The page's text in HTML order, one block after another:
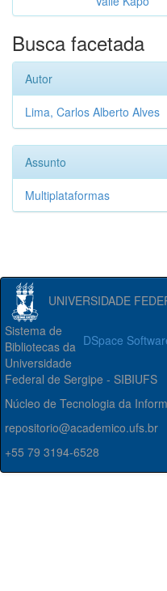
Busca facetada
Autor
Lima, Carlos Alberto Alves
Assunto
Multiplataformas
UNIVERSIDADE
DSpace
Sistema de
Bibliotecas da
Universidade
Federal de Sergipe - SIBIUFS
Núcleo de Tecnologia da
repositorio@academico.ufs.br
+55 79 3194-6528